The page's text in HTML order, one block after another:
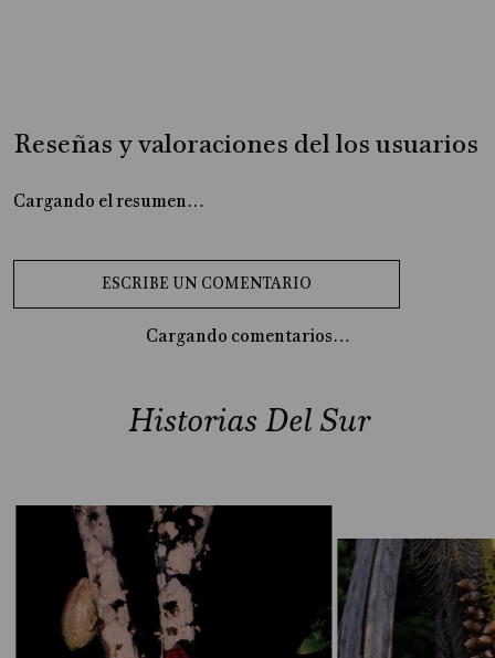
Reseñas y valoraciones del los usuarios
Cargando el resumen…
Cargando comentarios…
Historias Del Sur